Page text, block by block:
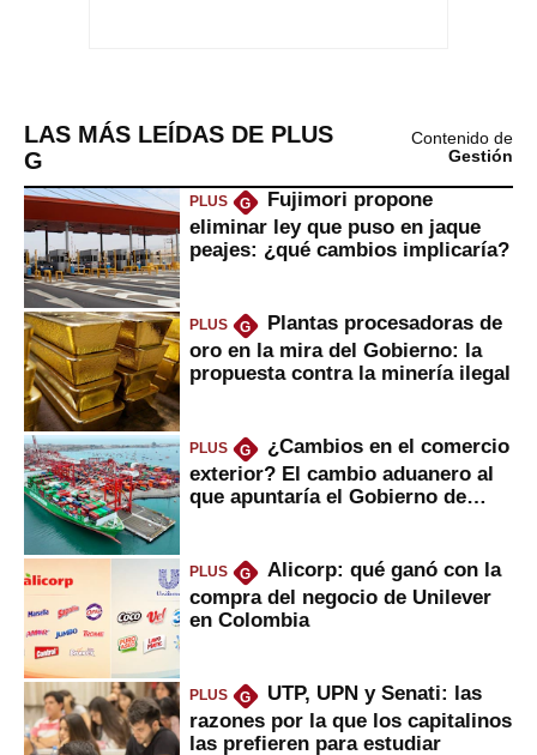
LAS MÁS LEÍDAS DE PLUS
G
Contenido de
Gestión
PLUS G
Fujimori propone
eliminar ley que puso en jaque
peajes: ¿qué cambios implicaría?
PLUS G
Plantas procesadoras de
oro en la mira del Gobierno: la
propuesta contra la minería ilegal
PLUS G
¿Cambios en el comercio
exterior? El cambio aduanero al
que apuntaría el Gobierno de
PLUS G
Alicorp: qué ganó con la
compra del negocio de Unilever
en Colombia
PLUS G
UTP, UPN y Senati: las
razones por la que los capitalinos
las prefieren para estudiar